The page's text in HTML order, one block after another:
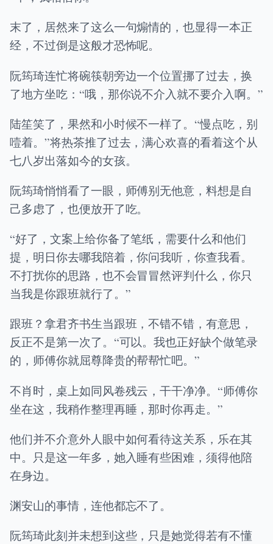
末了，居然来了这么一句煽情的，也显得一本正
经，不过倒是这般才恐怖呢。
阮筠琦连忙将碗筷朝旁边一个位置挪了过去，换
了地方坐吃：“哦，那你说不介入就不要介入啊。”
陆笙笑了，果然和小时候不一样了。“慢点吃，别
噎着。”将热茶推了过去，满心欢喜的看着这个从
七八岁出落如今的女孩。
阮筠琦悄悄看了一眼，师傅别无他意，料想是自
己多虑了，也便放开了吃。
“好了，文案上给你备了笔纸，需要什么和他们
提，明日你去哪我陪着，你问我听，你查我看。
不打扰你的思路，也不会冒冒然评判什么，你只
当我是你跟班就行了。”
跟班？拿君齐书生当跟班，不错不错，有意思，
反正不是第一次了。“可以。我也正好缺个做笔录
的，师傅你就屈尊降贵的帮帮忙吧。”
不肖时，桌上如同风卷残云，干干净净。“师傅你
坐在这，我稍作整理再睡，那时你再走。”
他们并不介意外人眼中如何看待这关系，乐在其
中。只是这一年多，她入睡有些困难，须得他陪
在身边。
渊安山的事情，连他都忘不了。
阮筠琦此刻并未想到这些，只是她觉得若有不懂